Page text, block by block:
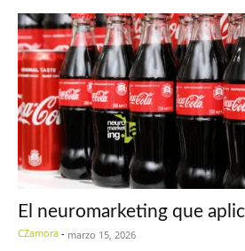
El neuromarketing que
CZamora - marzo 15, 2026